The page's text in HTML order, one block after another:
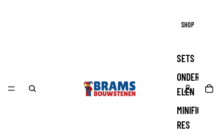
SHOP
SETS
ONDERD
ELEN
MINIFIGU
RES